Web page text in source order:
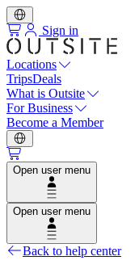
Sign in
Locations
TripsDeals
What is Outsite
For Business
Become a Member
Open user menu
Open user menu
Back to help center